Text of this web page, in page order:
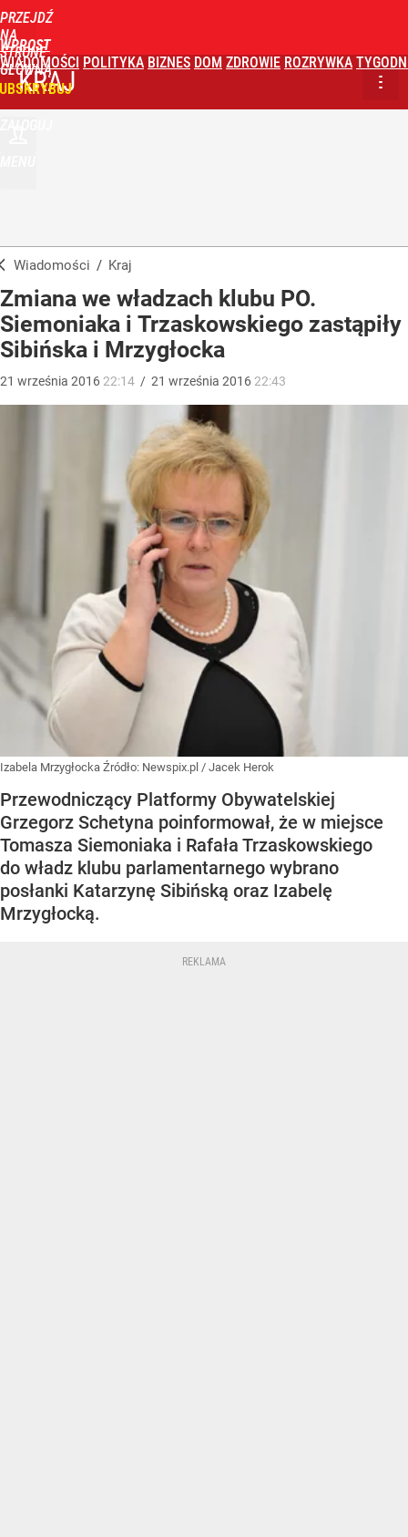
PRZEJDŹ
NA
STRONĘ
GŁÓWNĄ
WPROST
WIADOMOŚCI POLITYKA BIZNES DOM ZDROWIE ROZRYWKA
KRAJ
Wiadomości / Kraj
Zmiana we władzach klubu PO.
Siemoniaka i Trzaskowskiego zastąpiły
Sibińska i Mrzygłocka
21 września 2016 22:14 / 21 września 2016 22:43
Izabela Mrzygłocka Źródło: Newspix.pl / Jacek Herok
Przewodniczący Platformy Obywatelskiej
Grzegorz Schetyna poinformował, że w miejsce
Tomasza Siemoniaka i Rafała Trzaskowskiego
do władz klubu parlamentarnego wybrano
posłanki Katarzynę Sibińską oraz Izabelę
Mrzygłocką.